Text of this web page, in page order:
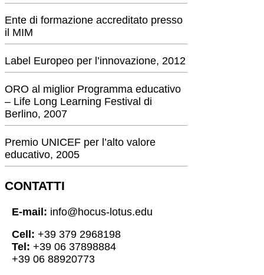
Ente di formazione accreditato presso
il MIM
Label Europeo per l’innovazione, 2012
ORO al miglior Programma educativo
– Life Long Learning Festival di
Berlino, 2007
Premio UNICEF per l’alto valore
educativo, 2005
CONTATTI
E-mail: info@hocus-lotus.edu
Cell: +39 379 2968198
Tel: +39 06 37898884
+39 06 88920773